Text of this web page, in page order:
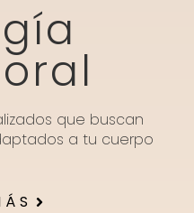
que buscan
a tu cuerpo